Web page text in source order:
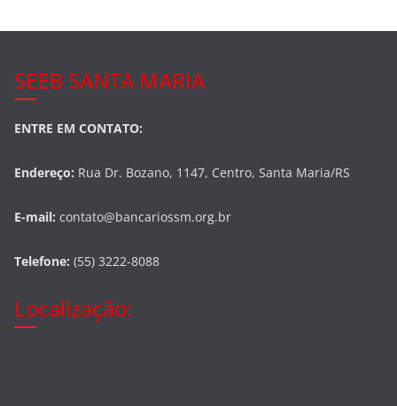
SEEB SANTA MARIA
ENTRE EM CONTATO:
Endereço: Rua Dr. Bozano, 1147, Centro, Santa Maria/RS
E-mail: contato@bancariossm.org.br
Telefone: (55) 3222-8088
Localização: